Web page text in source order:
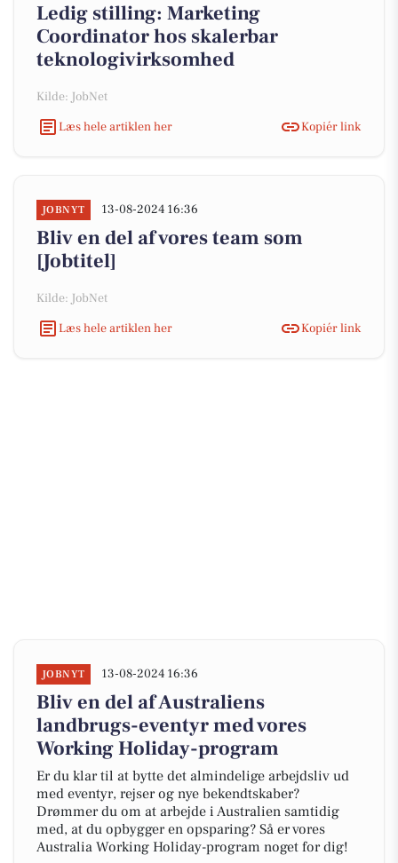
Ledig stilling: Marketing
Coordinator hos skalerbar
teknologivirksomhed
Kilde: JobNet
Læs hele artiklen her
Kopiér link
JOBNYT 13-08-2024 16:36
Bliv en del af vores team som
[Jobtitel]
Kilde: JobNet
Læs hele artiklen her
Kopiér link
JOBNYT 13-08-2024 16:36
Bliv en del af Australiens
landbrugs-eventyr med vores
Working Holiday-program
Er du klar til at bytte det almindelige arbejdsliv ud
med eventyr, rejser og nye bekendtskaber?
Drømmer du om at arbejde i Australien samtidig
med, at du opbygger en opsparing? Så er vores
Australia Working Holiday-program noget for dig!